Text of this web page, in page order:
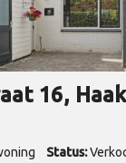
16,
Status: